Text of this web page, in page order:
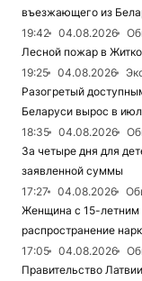
въезжающего из
19:42
04.08.2026
Лесной пожар в
19:25
04.08.2026
Разогретый
Беларуси вырос в
18:35
04.08.2026
За четыре дня для
заявленной суммы
17:27
04.08.2026
Женщина с 15-летним
распространение
17:05
04.08.2026
Правительство